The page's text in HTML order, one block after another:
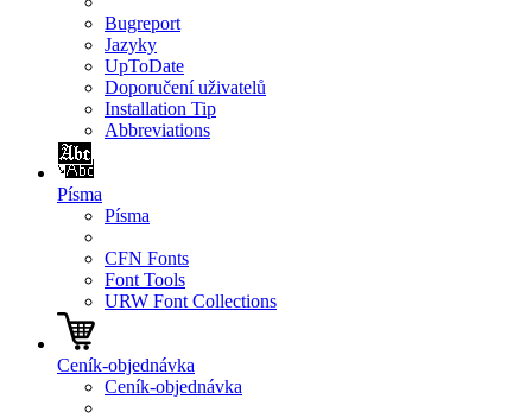
Bugreport
Jazyky
UpToDate
Doporučení uživatelů
Installation Tip
Abbreviations
Písma
Písma
CFN Fonts
Font Tools
URW Font Collections
Ceník-objednávka
Ceník-objednávka